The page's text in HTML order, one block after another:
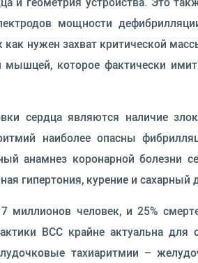
мощности
нужен захват критической
которое фактически
сердца являются наличие
наиболее опасны
анамнез коронарной болезни
гипертония, курение и
человек, и 25%
ВСС крайне актуальна для
тахиаритмии –